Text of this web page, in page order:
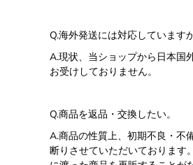
Q.海外発送には対応しています
A.現状、当ショップから日本国
お受けしておりません。
Q.商品を返品・交換したい。
A.商品の性質上、初期不良・不
断りさせていただいております